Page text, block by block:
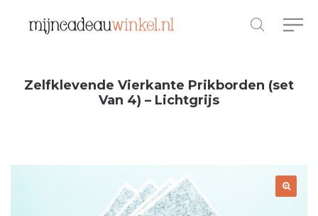
Zelfklevende Vierkante Prikborden (set
Van 4) – Lichtgrijs